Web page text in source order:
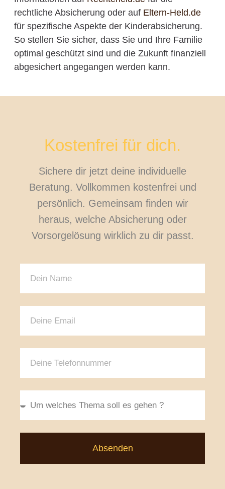
rechtliche Absicherung oder auf Eltern-Held.de
für spezifische Aspekte der Kinderabsicherung.
So stellen Sie sicher, dass Sie und Ihre Familie
optimal geschützt sind und die Zukunft finanziell
abgesichert angegangen werden kann.
Kostenfrei für dich.
Sichere dir jetzt deine individuelle
Beratung. Vollkommen kostenfrei und
persönlich. Gemeinsam finden wir
heraus, welche Absicherung oder
Vorsorgelösung wirklich zu dir passt.
Absenden